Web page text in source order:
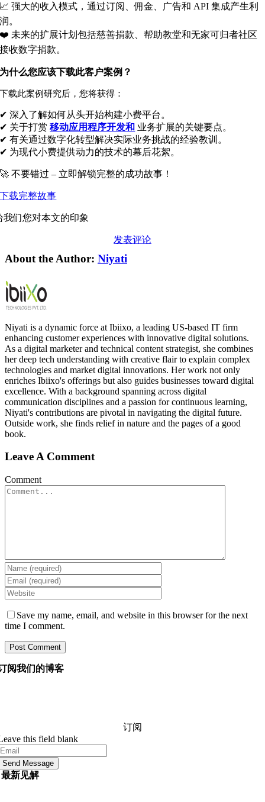
📈 强大的收入模式，通过订阅、佣金、广告和 API 集成产生利
润。
❤️ 未来的扩展计划包括慈善捐款、帮助教堂和无家可归者社区
接收数字捐款。
为什么您应该下载此客户案例？
下载此案例研究后，您将获得 ：
✔ 深入了解如何从头开始构建小费平台。
✔ 关于打赏移动应用程序开发和 业务扩展的关键要点。
✔ 有关通过数字化转型解决实际业务挑战的经验教训。
✔ 为现代小费提供动力的技术的幕后花絮。
🚀 不要错过 – 立即解锁完整的成功故事！
下载完整故事
我们您对本文的印象
发表评论
About the Author: Niyati
Niyati is a dynamic force at Ibiixo, a leading US-based IT firm
enhancing customer experiences with innovative digital solutions.
As a digital marketer and technical content strategist, she combines
her deep tech understanding with creative flair to explain complex
technologies and market digital innovations. Her work not only
enriches Ibiixo's offerings but also guides businesses toward digital
excellence. With a background spanning across digital
communication disciplines and a passion for continuous learning,
Niyati's contributions are pivotal in navigating the digital future.
Outside work, she finds relief in nature and the pages of a good
book.
Leave A Comment
Comment
Save my name, email, and website in this browser for the next
time I comment.
阅我们的博客
订阅
this field blank
Send Message
最新见解